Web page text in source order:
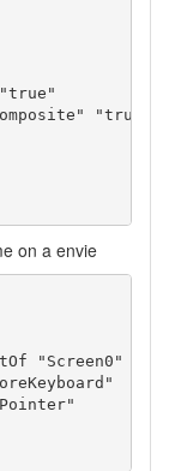
"true"
on a envie
"Screen0"